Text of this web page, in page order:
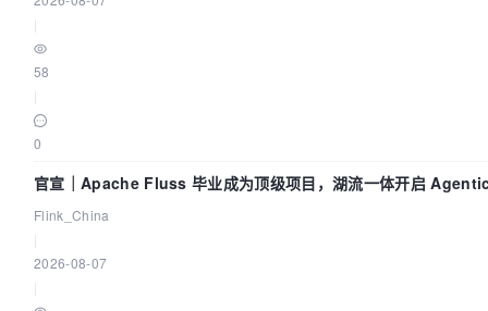
58
0
官宣｜Apache Fluss 毕业成为顶级项目，湖流一体开启
时化时代
Flink_China
2026-08-07